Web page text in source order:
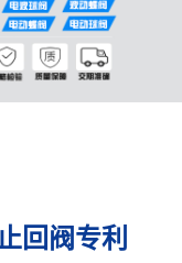
回阀专利